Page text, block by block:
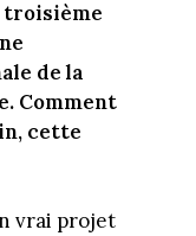
troisième
de la
Comment
cette
vrai projet